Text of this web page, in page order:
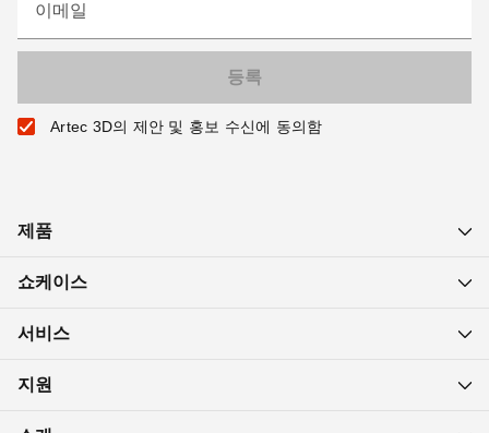
이메일
Artec 3D의 제안 및 홍보 수신에 동의함
제품
쇼케이스
서비스
지원